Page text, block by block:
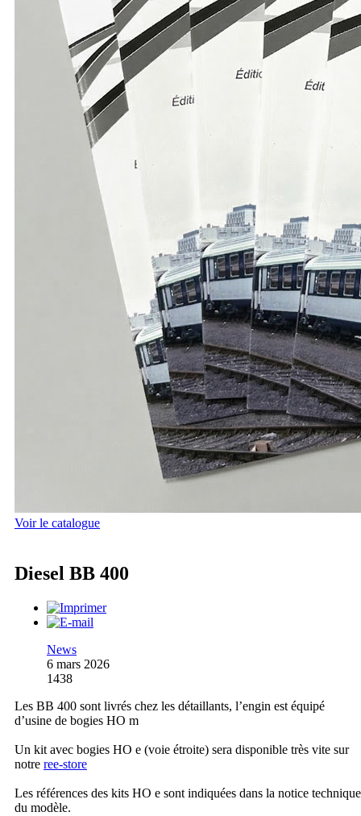
Voir le catalogue
Diesel BB 400
News
6 mars 2026
1438
Les BB 400 sont livrés chez les détaillants, l’engin est équipé
d’usine de bogies HO m
Un kit avec bogies HO e (voie étroite) sera disponible très vite sur
notre ree-store
Les références des kits HO e sont indiquées dans la notice technique
du modèle.